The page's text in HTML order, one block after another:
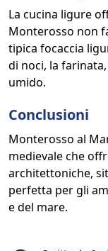
La cucina ligure
Monterosso non
tipica focaccia
di noci, la
umido.
Conclusioni
Monterosso al
medievale che
architettoniche,
perfetta per gli
e del mare.